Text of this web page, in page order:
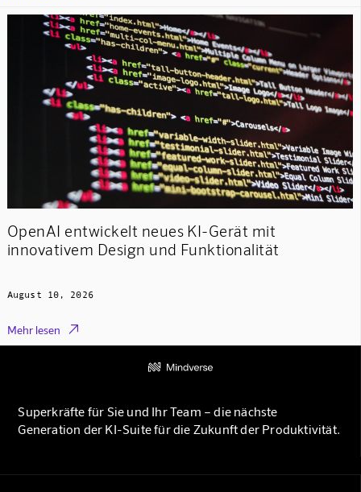
OpenAI entwickelt neues KI-Gerät mit
innovativem Design und Funktionalität
August 10, 2026
Mehr lesen 
Superkräfte für Sie und Ihr Team – die nächste
Generation der KI-Suite für die Zukunft der Produktivität.